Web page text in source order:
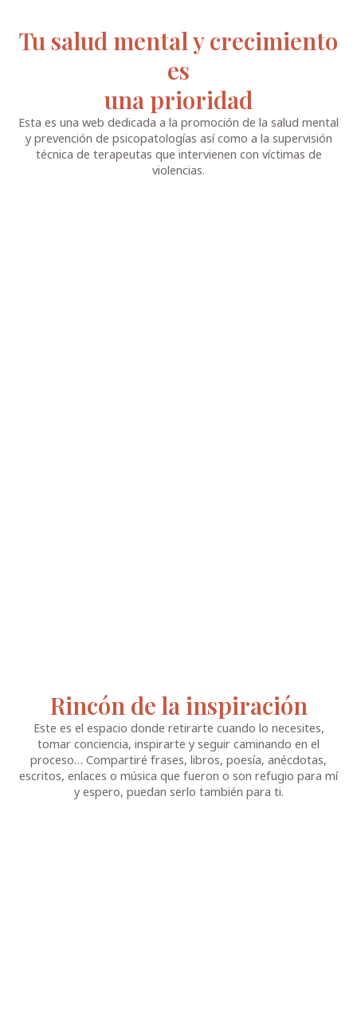
Tu salud mental y crecimiento
es
una prioridad
Esta es una web dedicada a la promoción de la salud mental
y prevención de psicopatologías así como a la supervisión
técnica de terapeutas que intervienen con víctimas de
violencias.
Rincón de la inspiración
Este es el espacio donde retirarte cuando lo necesites,
tomar conciencia, inspirarte y seguir caminando en el
proceso… Compartiré frases, libros, poesía, anécdotas,
escritos, enlaces o música que fueron o son refugio para mí
y espero, puedan serlo también para ti.